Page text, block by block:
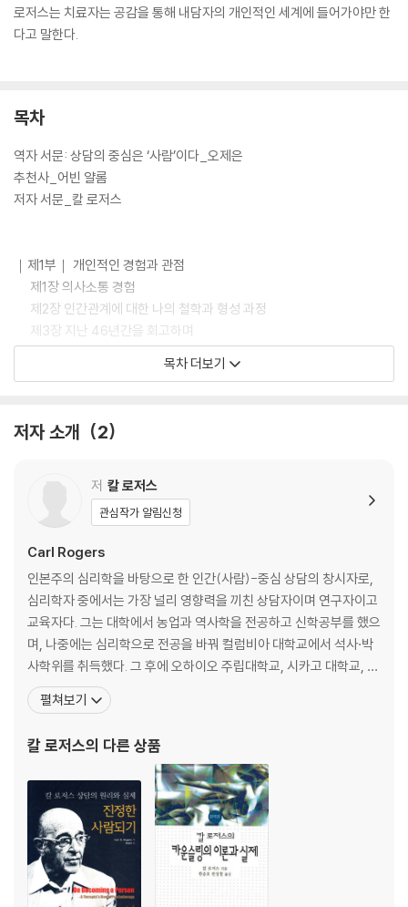
로저스는 치료자는 공감을 통해 내담자의 개인적인 세계에 들어가야만 한
다고 말한다.
목차
역자 서문: 상담의 중심은 ‘사람’이다_오제은
추천사_어빈 얄롬
저자 서문_칼 로저스
｜제1부｜ 개인적인 경험과 관점
제1장 의사소통 경험
제2장 인간관계에 대한 나의 철학과 형성 과정
제3장 지난 46년간을 회고하며
제4장 늙어가기: 혹은 나이 들며 성장하기?
제5장 우리에게 ‘하나’의 현실이 필요한가
｜제2부｜ 사람-중심 접근법에 대한 고찰
제8장 엘렌 웨스트-그리고 외로움
제9장 사람-중심 공동체 만들기: 미래를 위한 대책
제10장 여섯 개의 삽화들
제11장 사람을 돕는 전문가들을 위한 몇 가지 새로운 도전들
｜제3부｜ 교육의 과정과 그 미래
제12장 생각과 감정을 모두 포함하는 학습이 가능한가
제14장 대그룹 안에서의 학습: 미래를 위한 대책
｜제4부｜ 앞을 바라보며: 사람-중심 시나리오
제15장 내일의 세계, 내일의 사람
칼 로저스의 연대별 출판 목록
칼 로저스 인생의 주요 사건 연대기
참고인용 및 발췌
목차 더보기
저자 소개 2
저 칼 로저스
관심작가 알림신청
Carl Rogers
인본주의 심리학을 바탕으로 한 인간(사람)-중심 상담의 창시자로,
심리학자 중에서는 가장 널리 영향력을 끼친 상담자이며 연구자이고
교육자다. 그는 대학에서 농업과 역사학을 전공하고 신학공부를 했으
며, 나중에는 심리학으로 전공을 바꿔 컬럼비아 대학교에서 석사·박
사학위를 취득했다. 그 후에 오하이오 주립대학교, 시카고 대학교, 위
스콘신 대학교에서 교수로 재직하며 사람-중심 상담에 관한 왕성한
연구와 상담 활동을 하였다. 특히, 시카고 대학교에 재직하면서 설립
을 유지하여 사람-중심 상담의 전통을 이어가고 있다. 말년에는
펼쳐보기
칼 로저스의 다른 상품